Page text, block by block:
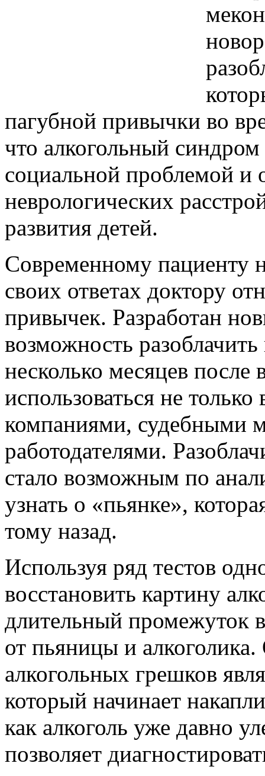
пагубной привычки во
что алкогольный синдром
социальной проблемой
неврологических
развития детей.
Современному пациенту
своих ответах доктору
привычек. Разработан
возможность
несколько месяцев
использоваться не
компаниями, судебными
работодателями.
стало возможным по
узнать о «пьянке»,
тому назад.
Используя ряд тестов
восстановить картину
длительный промежуток
от пьяницы и
алкогольных грешков
который начинает
как алкоголь уже давно
позволяет